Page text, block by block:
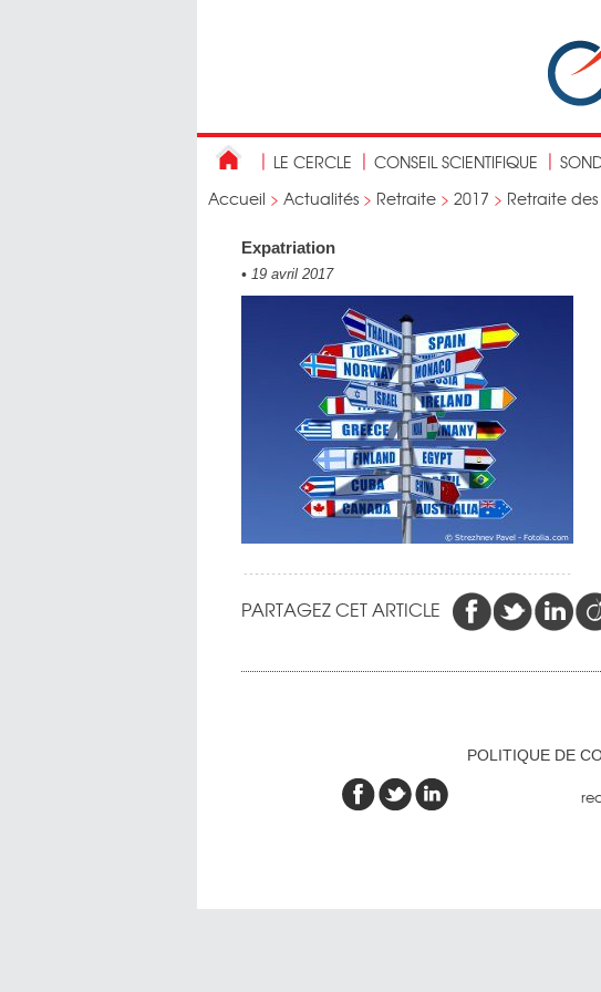
LE CERCLE CONSEIL SCIENTIFIQUE
Accueil > Actualités > Retraite > 2017 > Retraite
Expatriation
• 19 avril 2017
PARTAGEZ CET ARTICLE
POLITIQUE DE